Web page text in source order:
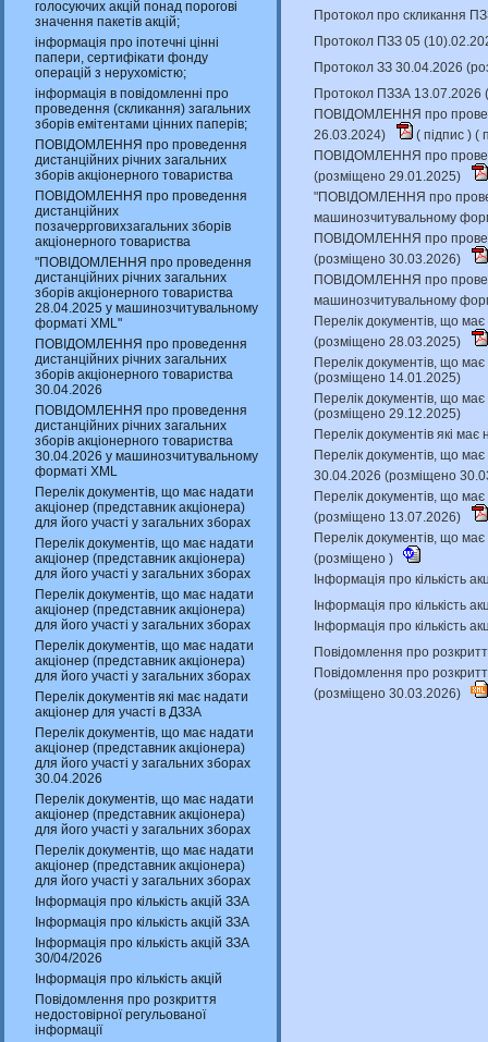
голосуючих акцій понад порогові
значення пакетів акцій;
інформація про іпотечні цінні
папери, сертифікати фонду
операцій з нерухомістю;
інформація в повідомленні про
проведення (скликання) загальних
зборів емітентами цінних паперів;
ПОВІДОМЛЕННЯ про проведення
дистанційних річних загальних
зборів акціонерного товариства
ПОВІДОМЛЕННЯ про проведення
дистанційних
позачеррговихзагальних зборів
акціонерного товариства
"ПОВІДОМЛЕННЯ про проведення
дистанційних річних загальних
зборів акціонерного товариства
28.04.2025 у машинозчитувальному
форматі XML"
ПОВІДОМЛЕННЯ про проведення
дистанційних річних загальних
зборів акціонерного товариства
30.04.2026
ПОВІДОМЛЕННЯ про проведення
дистанційних річних загальних
зборів акціонерного товариства
30.04.2026 у машинозчитувальному
форматі XML
Перелік документів, що має надати
акціонер (представник акціонера)
для його участі у загальних зборах
Перелік документів, що має надати
акціонер (представник акціонера)
для його участі у загальних зборах
Перелік документів, що має надати
акціонер (представник акціонера)
для його участі у загальних зборах
Перелік документів, що має надати
акціонер (представник акціонера)
для його участі у загальних зборах
Перелік документів які має надати
акціонер для участі в ДЗЗА
Перелік документів, що має надати
акціонер (представник акціонера)
для його участі у загальних зборах
30.04.2026
Перелік документів, що має надати
акціонер (представник акціонера)
для його участі у загальних зборах
Перелік документів, що має надати
акціонер (представник акціонера)
для його участі у загальних зборах
Інформація про кількість акцій ЗЗА
Інформація про кількість акцій ЗЗА
Інформація про кількість акцій ЗЗА
30/04/2026
Інформація про кількість акцій
Повідомлення про розкриття
недостовірної регульованої
інформації
Протокол про скликання
Протокол ПЗЗ 05
Протокол ЗЗ 30.04.2026
Протокол ПЗЗА
ПОВІДОМЛЕННЯ про
26.03.2024)
( підпис ) (
ПОВІДОМЛЕННЯ про
(розміщено 29.01.2025)
"ПОВІДОМЛЕННЯ про
машинозчитувальному
ПОВІДОМЛЕННЯ про
(розміщено 30.03.2026)
ПОВІДОМЛЕННЯ про
машинозчитувальному
Перелік документів, що
(розміщено 28.03.2025)
Перелік документів, що
(розміщено 14.01.2025)
Перелік документів, що
(розміщено 29.12.2025)
Перелік документів які
Перелік документів, що
30.04.2026 (розміщено
Перелік документів, що
(розміщено 13.07.2026)
Перелік документів, що
(розміщено )
Інформація про кількість
Інформація про кількість
Інформація про кількість
Повідомлення про
Повідомлення про
(розміщено 30.03.2026)